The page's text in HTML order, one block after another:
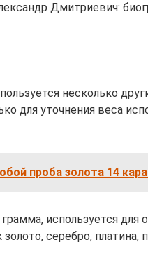
Дмитриевич:
несколько
для уточнения веса
проба золота 14
используется для
серебро, платина,